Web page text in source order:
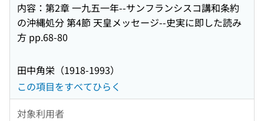
内容：第2章 一九五一年--サンフランシスコ講和条約
の沖縄処分 第4節 天皇メッセージ--史実に即した読み
方 pp.68-80
田中角栄（1918-1993）
この項目をすべてひらく
対象利用者